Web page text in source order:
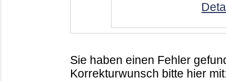
Sie haben einen Fehler
Korrekturwunsch bitte hier